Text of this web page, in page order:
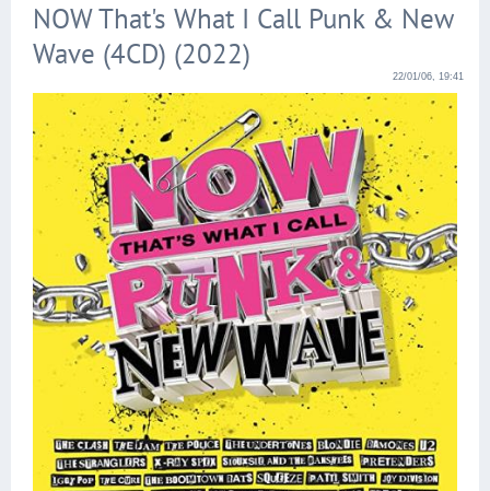
NOW That's What I Call Punk & New
Wave (4CD) (2022)
22/01/06, 19:41